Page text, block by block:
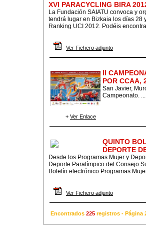
XVI PARACYCLING BIRA
La Fundación SAIATU convoca y
tendrá lugar en Bizkaia los días 28
Ranking UCI 2012. Podéis
Ver Fichero adjunto
II
POR CCAA,
San Javier,
Campeonato. ...
+ Ver Enlace
QUINTO
DEPORTE
Desde los Programas Mujer y
Deporte Paralímpico del Consejo
Boletín electrónico Programas
Ver Fichero adjunto
Encontrados 225 registros -